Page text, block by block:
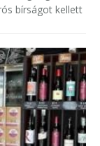
bírságot kellett